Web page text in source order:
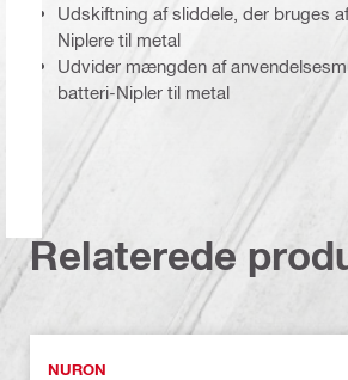
Udskiftning af sliddele, der bruges
Niplere til metal
Udvider mængden af
batteri-Nipler til metal
Relaterede
NURON